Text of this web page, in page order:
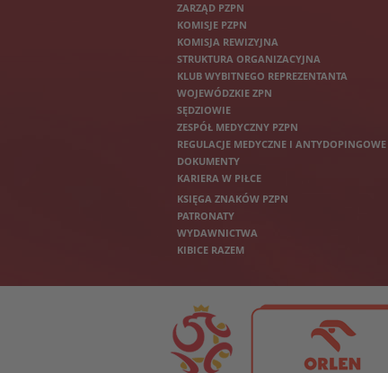
ZARZĄD PZPN
KOMISJE PZPN
KOMISJA REWIZYJNA
STRUKTURA ORGANIZACYJNA
KLUB WYBITNEGO REPREZENTANTA
WOJEWÓDZKIE ZPN
SĘDZIOWIE
ZESPÓŁ MEDYCZNY PZPN
REGULACJE MEDYCZNE I ANTYDOPINGOWE
DOKUMENTY
KARIERA W PIŁCE
KSIĘGA ZNAKÓW PZPN
PATRONATY
WYDAWNICTWA
KIBICE RAZEM